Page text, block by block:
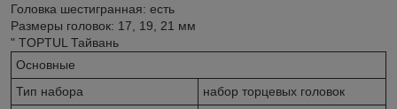
Головка шестигранная: есть
Размеры головок: 17, 19, 21 мм
" TOPTUL Тайвань
Основные
Тип набора
набор торцевых головок